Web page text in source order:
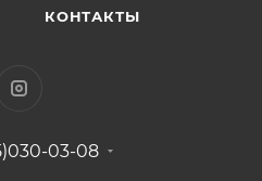
КОНТАКТЫ
03-08